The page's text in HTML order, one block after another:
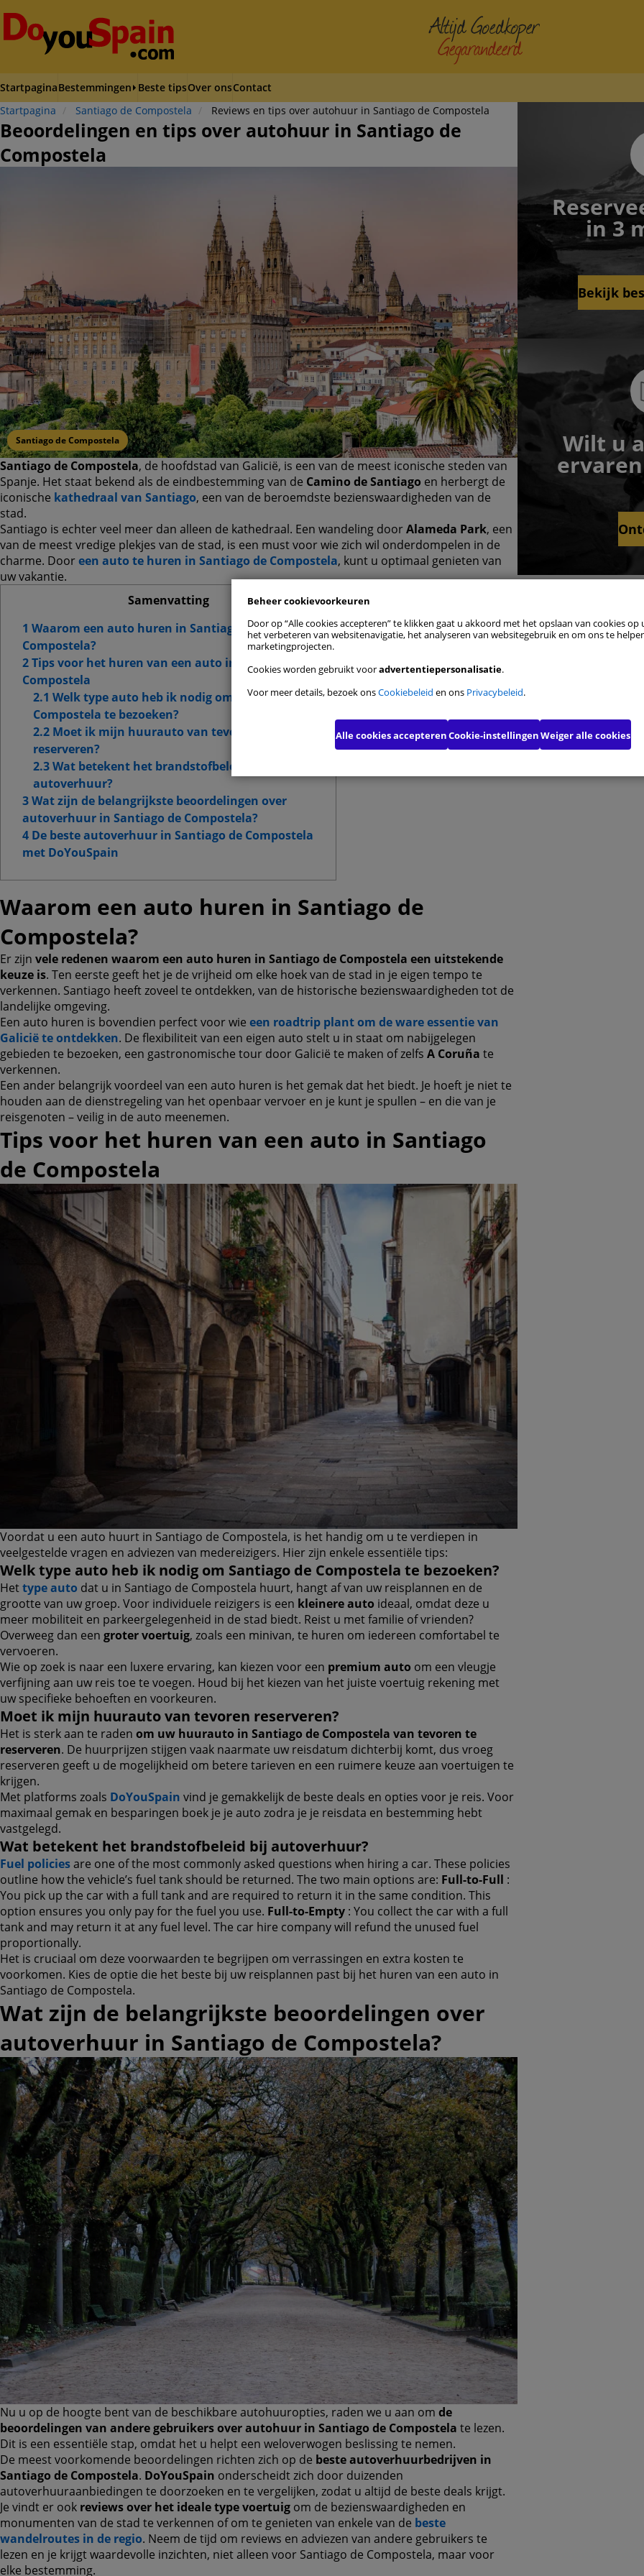
StartpaginaBestemmingen Beste tipsOver onsContact
Startpagina Santiago de Compostela Reviews en tips over autohuur in Santiago de Compostela
Beoordelingen en tips over autohuur in Santiago de
Compostela
Santiago de Compostela
Santiago de Compostela, de hoofdstad van Galicië, is een van de meest iconische steden van
Spanje. Het staat bekend als de eindbestemming van de Camino de Santiago en herbergt de
iconische kathedraal van Santiago, een van de beroemdste bezienswaardigheden van de
stad.
Santiago is echter veel meer dan alleen de kathedraal. Een wandeling doorAlameda Park, een
van de meest vredige plekjes van de stad, is een must voor wie zich wil onderdompelen in de
charme. Dooreen auto te huren in Santiago de Compostela, kunt u optimaal genieten van
uw vakantie.
Samenvatting
1 Waarom een auto huren in Santiago de
Compostela?
2 Tips voor het huren van een auto in Santiago de
Compostela
2.1 Welk type auto heb ik nodig om Santiago de
Compostela te bezoeken?
2.2 Moet ik mijn huurauto van tevoren
reserveren?
2.3 Wat betekent het brandstofbeleid bij
autoverhuur?
3 Wat zijn de belangrijkste beoordelingen over
autoverhuur in Santiago de Compostela?
4 De beste autoverhuur in Santiago de Compostela
met DoYouSpain
Waarom een auto huren in Santiago de
Compostela?
Er zijn vele redenen waarom een auto huren in Santiago de Compostela een uitstekende
keuze is. Ten eerste geeft het je de vrijheid om elke hoek van de stad in je eigen tempo te
verkennen. Santiago heeft zoveel te ontdekken, van de historische bezienswaardigheden tot de
landelijke omgeving.
Een auto huren is bovendien perfect voor wie een roadtrip plant om de ware essentie van
Galicië te ontdekken. De flexibiliteit van een eigen auto stelt u in staat om nabijgelegen
gebieden te bezoeken, een gastronomische tour door Galicië te maken of zelfs A Coruña te
verkennen.
Een ander belangrijk voordeel van een auto huren is het gemak dat het biedt. Je hoeft je niet te
houden aan de dienstregeling van het openbaar vervoer en je kunt je spullen – en die van je
reisgenoten – veilig in de auto meenemen.
Tips voor het huren van een auto in Santiago
de Compostela
Voordat u een auto huurt in Santiago de Compostela, is het handig om u te verdiepen in
veelgestelde vragen en adviezen van medereizigers. Hier zijn enkele essentiële tips:
Welk type auto heb ik nodig om Santiago de Compostela te bezoeken?
Hettype auto dat u in Santiago de Compostela huurt, hangt af van uw reisplannen en de
grootte van uw groep. Voor individuele reizigers is een kleinere auto ideaal, omdat deze u
meer mobiliteit en parkeergelegenheid in de stad biedt. Reist u met familie of vrienden?
Overweeg dan een groter voertuig, zoals een minivan, te huren om iedereen comfortabel te
vervoeren.
Wie op zoek is naar een luxere ervaring, kan kiezen voor een premium auto om een vleugje
verfijning aan uw reis toe te voegen. Houd bij het kiezen van het juiste voertuig rekening met
uw specifieke behoeften en voorkeuren.
Moet ik mijn huurauto van tevoren reserveren?
Het is sterk aan te raden om uw huurauto in Santiago de Compostela van tevoren te
reserveren. De huurprijzen stijgen vaak naarmate uw reisdatum dichterbij komt, dus vroeg
reserveren geeft u de mogelijkheid om betere tarieven en een ruimere keuze aan voertuigen te
krijgen.
Met platforms zoals DoYouSpain vind je gemakkelijk de beste deals en opties voor je reis. Voor
maximaal gemak en besparingen boek je je auto zodra je je reisdata en bestemming hebt
vastgelegd.
Wat betekent het brandstofbeleid bij autoverhuur?
Fuel policiesare one of the most commonly asked questions when hiring a car. These policies
outline how the vehicle’s fuel tank should be returned. The two main options are: Full-to-Full :
You pick up the car with a full tank and are required to return it in the same condition. This
option ensures you only pay for the fuel you use. Full-to-Empty : You collect the car with a full
tank and may return it at any fuel level. The car hire company will refund the unused fuel
proportionally.
Het is cruciaal om deze voorwaarden te begrijpen om verrassingen en extra kosten te
voorkomen. Kies de optie die het beste bij uw reisplannen past bij het huren van een auto in
Santiago de Compostela.
Wat zijn de belangrijkste beoordelingen over
autoverhuur in Santiago de Compostela?
Nu u op de hoogte bent van de beschikbare autohuuropties, raden we u aan om de
beoordelingen van andere gebruikers over autohuur in Santiago de Compostela te lezen.
Dit is een essentiële stap, omdat het u helpt een weloverwogen beslissing te nemen.
De meest voorkomende beoordelingen richten zich op de beste autoverhuurbedrijven in
Santiago de Compostela. DoYouSpain onderscheidt zich door duizenden
autoverhuuraanbiedingen te doorzoeken en te vergelijken, zodat u altijd de beste deals krijgt.
Je vindt er ook reviews over het ideale type voertuig om de bezienswaardigheden en
monumenten van de stad te verkennen of om te genieten van enkele van de beste
wandelroutes in de regio. Neem de tijd om reviews en adviezen van andere gebruikers te
lezen en je krijgt waardevolle inzichten, niet alleen voor Santiago de Compostela, maar voor
elke bestemming.
in 3
Bekijk
Wilt u
Beheer cookievoorkeuren
Door op “Alle cookies accepteren” te klikken gaat u akkoord met het opslaan van cookies
het verbeteren van websitenavigatie, het analyseren van websitegebruik en om ons te
marketingprojecten.
Cookies worden gebruikt vooradvertentiepersonalisatie.
Voor meer details, bezoek onsCookiebeleid en ons Privacybeleid.
Cookie-instellingenWeiger alle cookies
Alle cookies accepteren
Alle toestaan
Cookievoorkeuren beheren
Prestatiecookies
Functionele cookies
Doelgroepgerichte cookies